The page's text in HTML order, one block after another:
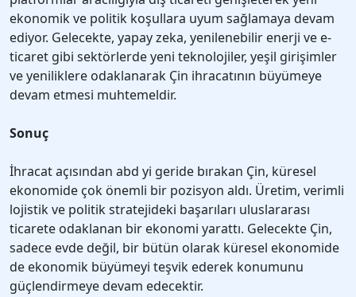
ekonomik ve politik koşullara uyum sağlamaya devam
ediyor. Gelecekte, yapay zeka, yenilenebilir enerji ve e-
ticaret gibi sektörlerde yeni teknolojiler, yeşil girişimler
ve yeniliklere odaklanarak Çin ihracatının büyümeye
devam etmesi muhtemeldir.
Sonuç
İhracat açısından abd yi geride bırakan Çin, küresel
ekonomide çok önemli bir pozisyon aldı. Üretim, verimli
lojistik ve politik stratejideki başarıları uluslararası
ticarete odaklanan bir ekonomi yarattı. Gelecekte Çin,
sadece evde değil, bir bütün olarak küresel ekonomide
de ekonomik büyümeyi teşvik ederek konumunu
güçlendirmeye devam edecektir.